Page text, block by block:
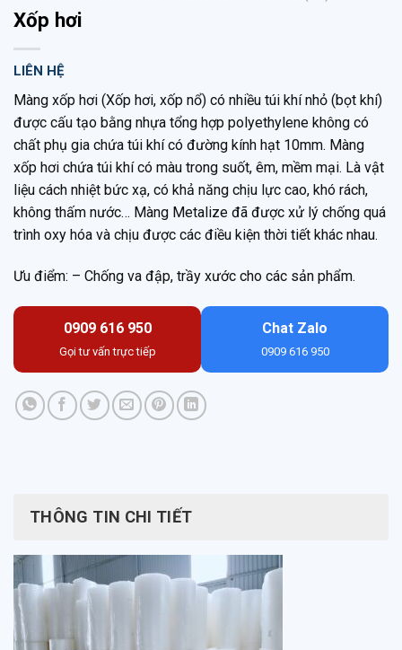
Xốp hơi
LIÊN HỆ
Màng xốp hơi (Xốp hơi, xốp nổ) có nhiều túi khí nhỏ (bọt khí)
được cấu tạo bằng nhựa tổng hợp polyethylene không có
chất phụ gia chứa túi khí có đường kính hạt 10mm. Màng
xốp hơi chứa túi khí có màu trong suốt, êm, mềm mại. Là vật
liệu cách nhiệt bức xạ, có khả năng chịu lực cao, khó rách,
không thấm nước… Màng Metalize đã được xử lý chống quá
trình oxy hóa và chịu được các điều kiện thời tiết khác nhau.
Ưu điểm: – Chống va đập, trầy xước cho các sản phẩm.
0909 616 950
Gọi tư vấn trực tiếp
Chat Zalo
0909 616 950
THÔNG TIN CHI TIẾT